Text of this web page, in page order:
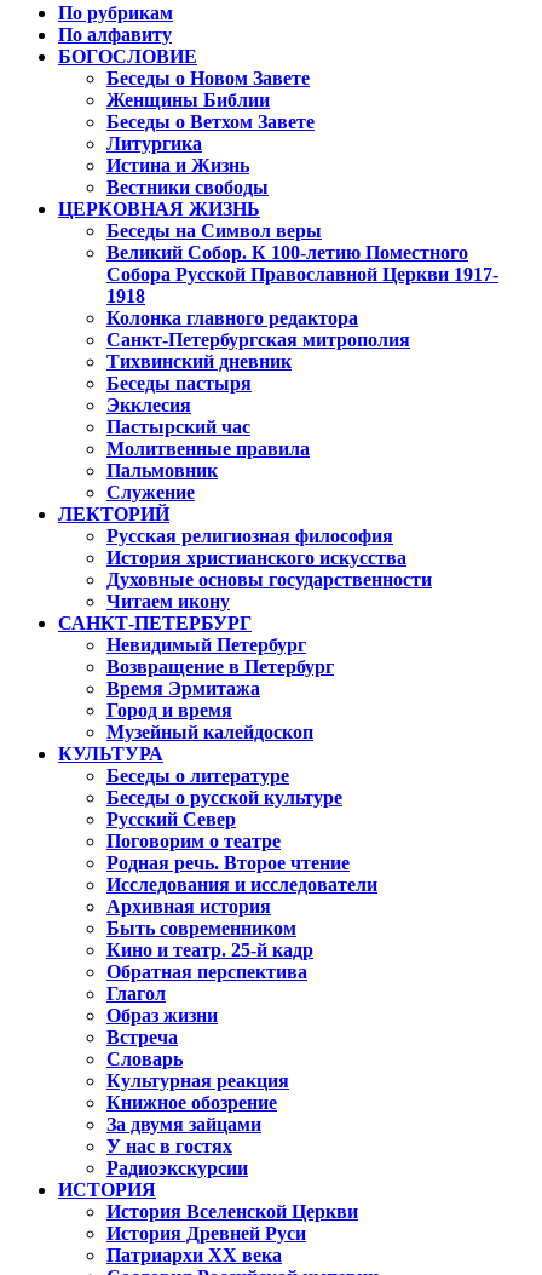
По рубрикам
По алфавиту
БОГОСЛОВИЕ
Беседы о Новом Завете
Женщины Библии
Беседы о Ветхом Завете
Литургика
Истина и Жизнь
Вестники свободы
ЦЕРКОВНАЯ ЖИЗНЬ
Беседы на Символ веры
Великий Собор. К 100-летию Поместного
Собора Русской Православной Церкви 1917-
1918
Колонка главного редактора
Санкт-Петербургская митрополия
Тихвинский дневник
Беседы пастыря
Экклесия
Пастырский час
Молитвенные правила
Пальмовник
Служение
ЛЕКТОРИЙ
Русская религиозная философия
История христианского искусства
Духовные основы государственности
Читаем икону
САНКТ-ПЕТЕРБУРГ
Невидимый Петербург
Возвращение в Петербург
Время Эрмитажа
Город и время
Музейный калейдоскоп
КУЛЬТУРА
Беседы о литературе
Беседы о русской культуре
Русский Север
Поговорим о театре
Родная речь. Второе чтение
Исследования и исследователи
Архивная история
Быть современником
Кино и театр. 25-й кадр
Обратная перспектива
Глагол
Образ жизни
Встреча
Словарь
Культурная реакция
Книжное обозрение
За двумя зайцами
У нас в гостях
Радиоэкскурсии
ИСТОРИЯ
История Вселенской Церкви
История Древней Руси
Патриархи XX века